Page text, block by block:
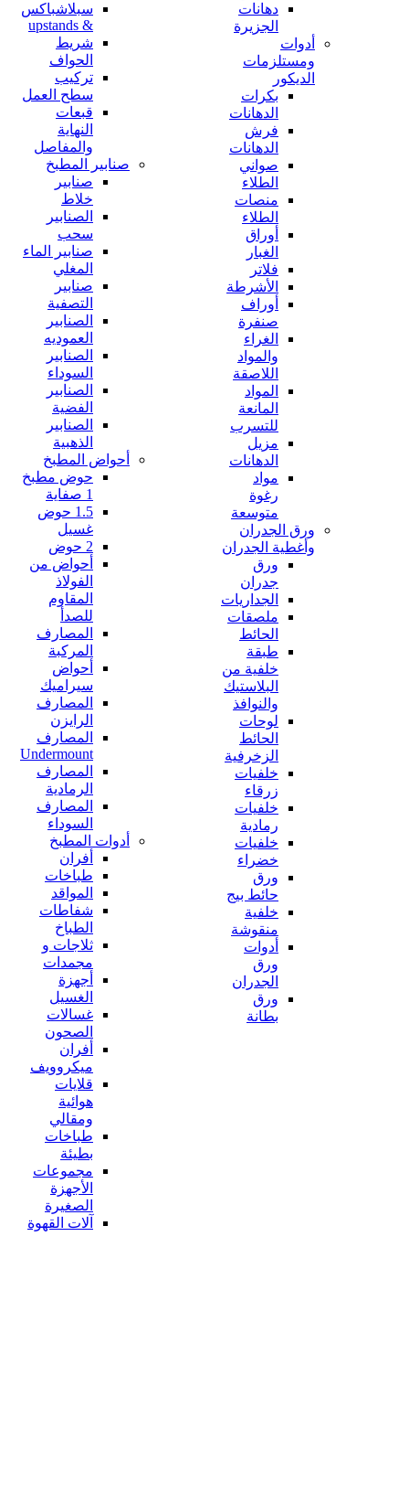
دهانات
الجزيرة
أدوات
ومستلزمات
الديكور
بكرات
الدهانات
فرش
الدهانات
صواني
الطلاء
منصات
الطلاء
أوراق
الغبار
فلاتر
الأشرطة
أوراف
صنفرة
الغراء
والمواد
اللاصقة
المواد
المانعة
للتسرب
مزيل
الدهانات
مواد
رغوة
متوسعة
ورق الجدران
وأغطية الجدران
ورق
جدران
الجداريات
ملصقات
الحائط
طبقة
خلفية من
البلاستيك
والنوافذ
لوحات
الحائط
الزخرفية
خلفيات
زرقاء
خلفيات
رمادية
خلفيات
خضراء
ورق
حائط بيج
خلفية
منقوشة
أدوات
ورق
الجدران
ورق
بطانة
سبلاشباكس
& upstands
شريط
الحواف
تركيب
سطح العمل
قبعات
النهاية
والمفاصل
صنابير المطبخ
صنابير
خلاط
الصنابير
سحب
صنابير الماء
المغلي
صنابير
التصفية
الصنابير
العموديه
الصنابير
السوداء
الصنابير
الفضية
الصنابير
الذهبية
أحواض المطبخ
حوض مطبخ
1 صفاية
1.5 حوض
غسيل
2 حوض
أحواض من
الفولاذ
المقاوم
للصدأ
المصارف
المركبة
أحواض
سيراميك
المصارف
الرايزن
المصارف
Undermount
المصارف
الرمادية
المصارف
السوداء
أدوات المطبخ
أفران
طباخات
المواقد
شفاطات
الطباخ
ثلاجات و
مجمدات
أجهزة
الغسيل
غسالات
الصحون
أفران
ميكروويف
قلايات
هوائية
ومقالي
طباخات
بطيئة
مجموعات
الأجهزة
الصغيرة
آلات القهوة